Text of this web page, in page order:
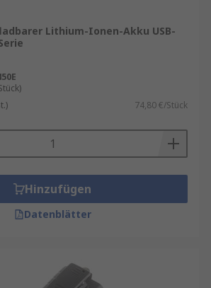
Lithium-Ionen-Akku USB-
74,80 €/Stück
Hinzufügen
Datenblätter